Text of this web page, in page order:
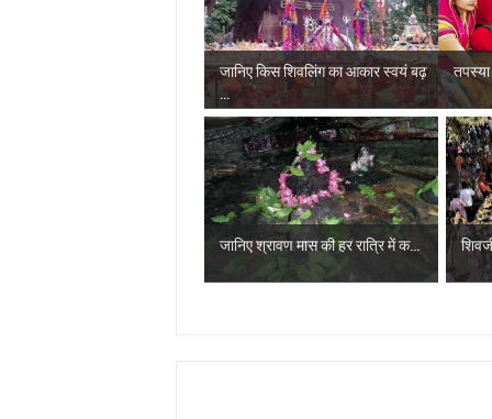
जानिए किस शिवलिंग का आकार स्वयं बढ़
...
तपस्या
जानिए श्रावण मास की हर रात्रि में क...